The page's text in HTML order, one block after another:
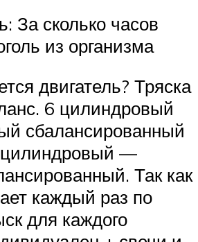
За сколько часов
из организма
двигатель? Тряска
6 цилиндровый
сбалансированный
цилиндровый —
Так как
каждый раз по
для каждого